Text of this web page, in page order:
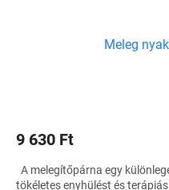
Meleg
9 630 Ft
A melegítőpárna egy
tökéletes enyhülést és